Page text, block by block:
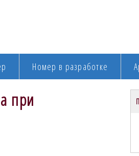
Номер в разработке
при